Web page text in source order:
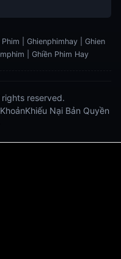
| Ghienphimhay | Ghien
| Ghiền Phim Hay
rights reserved.
Khiếu Nại Bản Quyền